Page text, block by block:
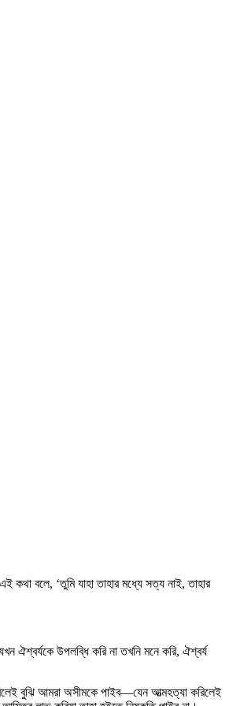
কথা বলে, ‘তুমি যাহা তাহার মধ্যে সত্য নাই, তাহার
ঐশ্বর্যকে উপলব্ধি করি না তখনি মনে করি, ঐশ্বর্য
বুঝি আমরা অসীমকে পাইব—যেন আত্মহত্যা করিলেই